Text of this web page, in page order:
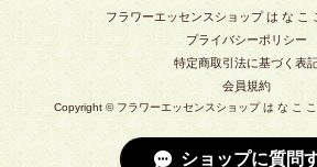
フラワーエッセンスショップ は な こ
プライバシーポリシー
特定商取引法に基づく表
会員規約
Copyright © フラワーエッセンスショップ は な こ
ショップに質問